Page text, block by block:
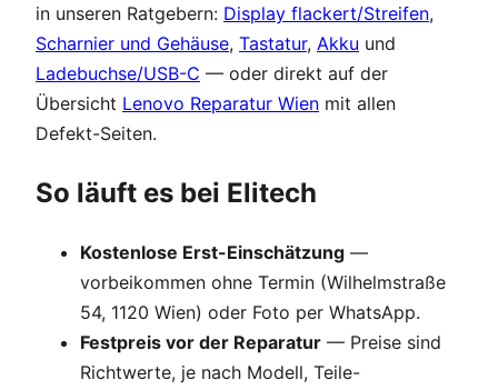
in unseren Ratgebern: Display flackert/Streifen,
Scharnier und Gehäuse, Tastatur, Akku und
Ladebuchse/USB-C — oder direkt auf der
Übersicht Lenovo Reparatur Wien mit allen
Defekt-Seiten.
So läuft es bei Elitech
Kostenlose Erst-Einschätzung —
vorbeikommen ohne Termin (Wilhelmstraße
54, 1120 Wien) oder Foto per WhatsApp.
Festpreis vor der Reparatur — Preise sind
Richtwerte, je nach Modell, Teile-